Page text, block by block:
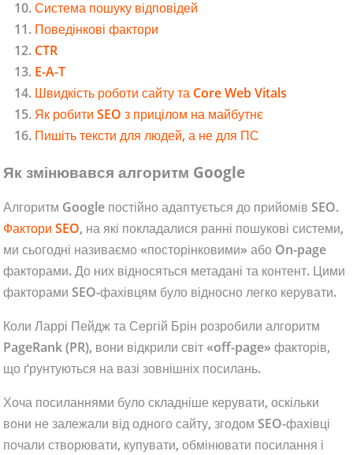
Система пошуку відповідей
Поведінкові фактори
CTR
E-A-T
Швидкість роботи сайту та Core Web Vitals
Як робити SEO з прицілом на майбутнє
Пишіть тексти для людей, а не для ПС
Як змінювався алгоритм Google
Алгоритм Google постійно адаптується до прийомів SEO.
Фактори SEO, на які покладалися ранні пошукові системи,
ми сьогодні називаємо «посторінковими» або On-page
факторами. До них відносяться метадані та контент. Цими
факторами SEO-фахівцям було відносно легко керувати.
Коли Ларрі Пейдж та Сергій Брін розробили алгоритм
PageRank (PR), вони відкрили світ «off-page» факторів,
що ґрунтуються на вазі зовнішніх посилань.
Хоча посиланнями було складніше керувати, оскільки
вони не залежали від одного сайту, згодом SEO-фахівці
почали створювати, купувати, обмінювати посилання і